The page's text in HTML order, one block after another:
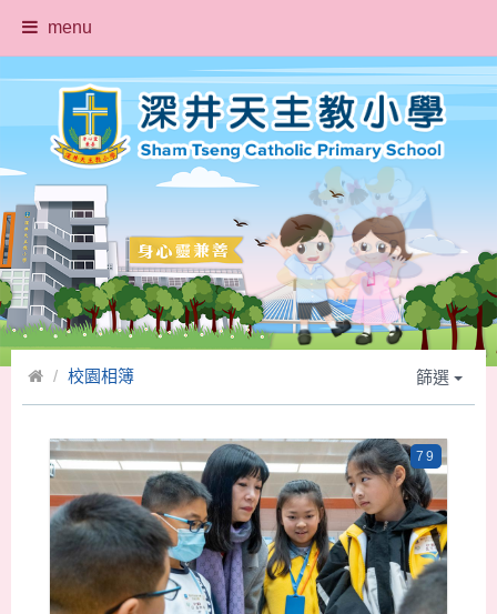
menu
校園相簿 篩選
79